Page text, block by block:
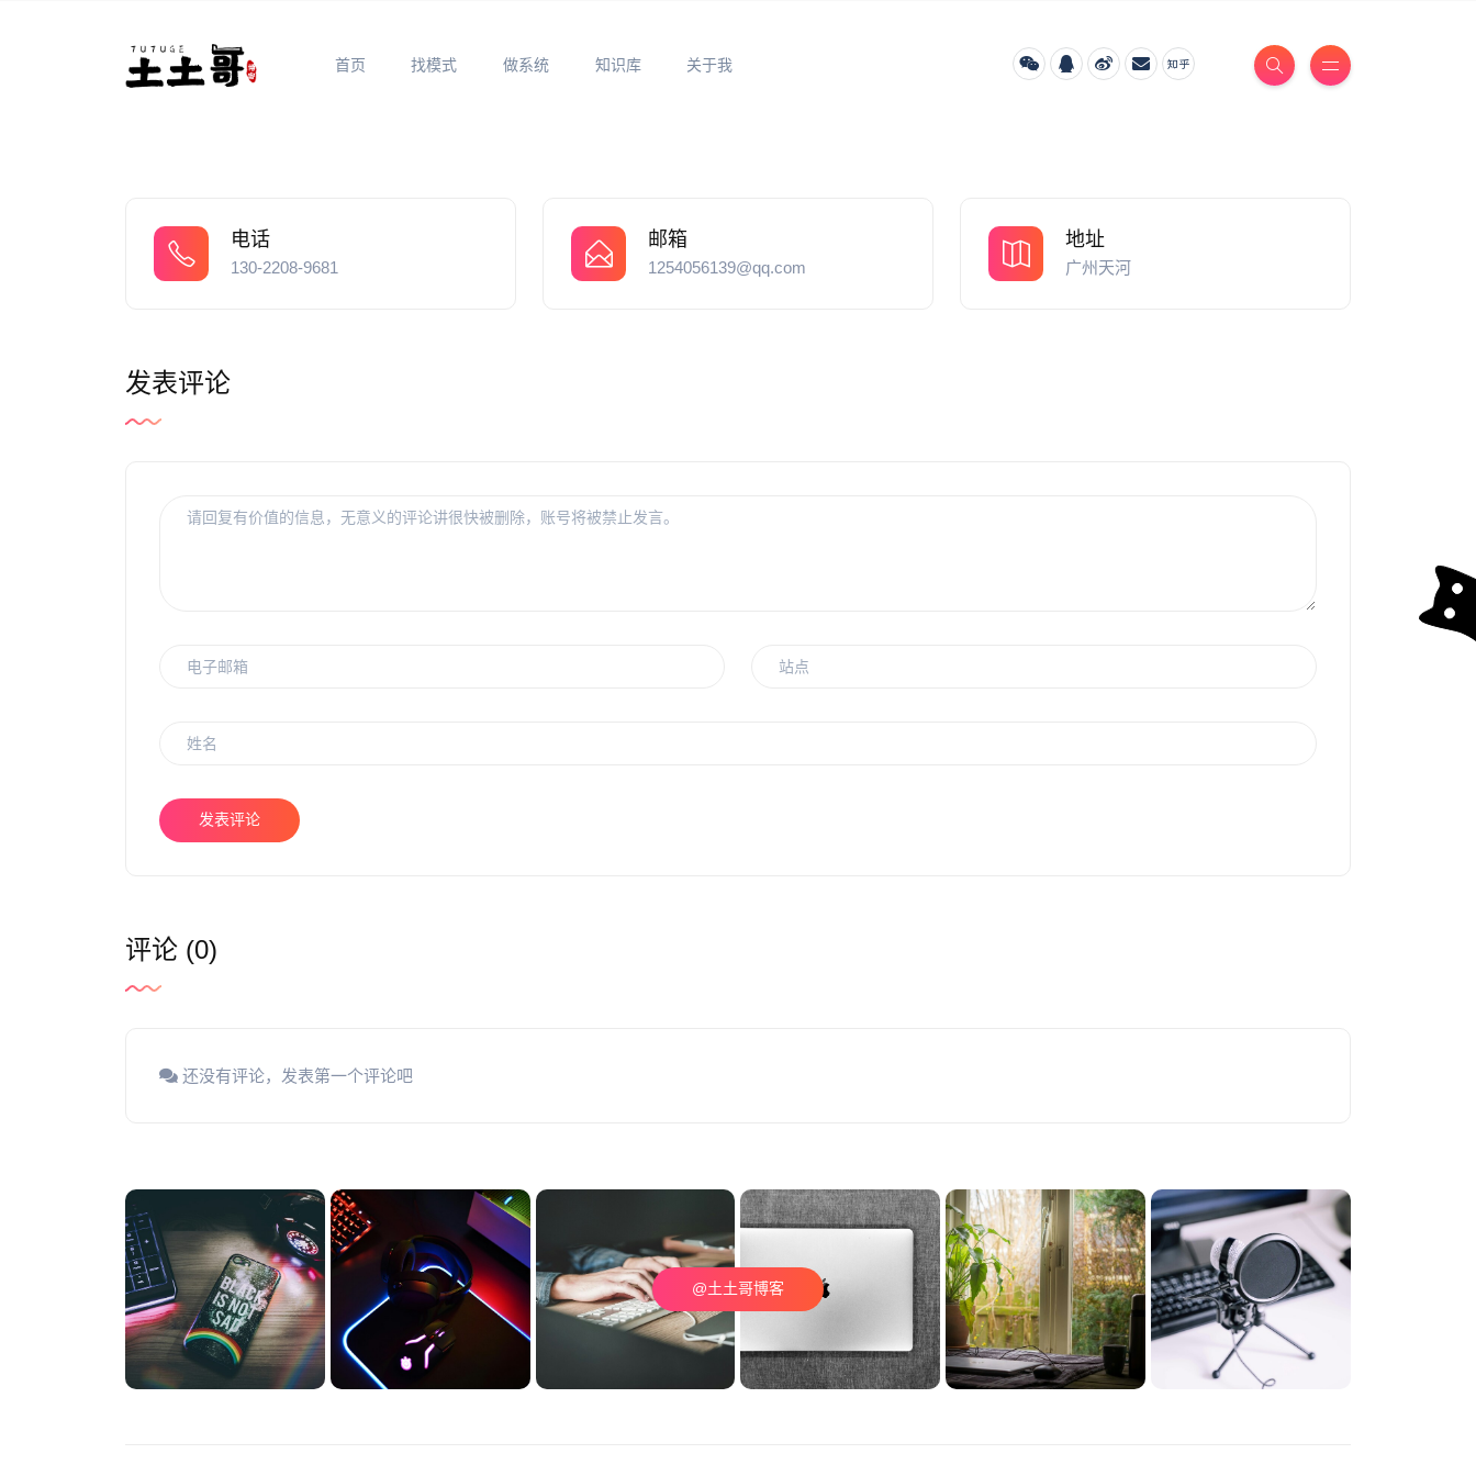
首页 找模式 做系统 知识库 关于我
电话
130-2208-9681
邮箱
1254056139@qq.com
地址
广州天河
发表评论
发表评论
评论 (0)
还没有评论，发表第一个评论吧
@土土哥博客